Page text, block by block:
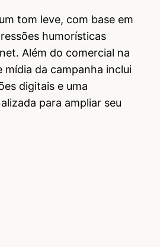
tom leve, com base em
humorísticas
Além do comercial na
mídia da campanha inclui
digitais e uma
para ampliar seu